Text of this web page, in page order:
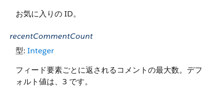
お気に入りの ID。
recentCommentCount
型: Integer
フィード要素ごとに返されるコメントの最大数。デフ
ォルト値は、3 です。